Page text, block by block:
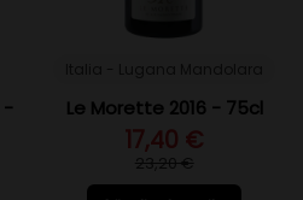
-
Le Morette 2016 - 75cl
17,40 €
23,20 €